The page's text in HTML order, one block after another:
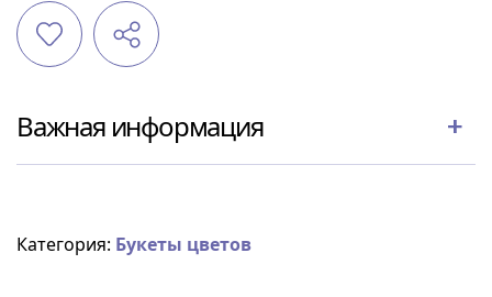
Важная информация
Категория: Букеты цветов